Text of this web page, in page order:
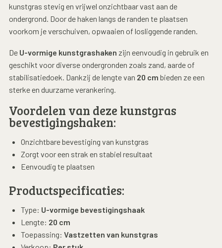
kunstgras stevig en vrijwel onzichtbaar vast aan de
ondergrond. Door de haken langs de randen te plaatsen
voorkom je verschuiven, opwaaien of losliggende randen.
De U-vormige kunstgrashaken zijn eenvoudig in gebruik en
geschikt voor diverse ondergronden zoals zand, aarde of
stabilisatiedoek. Dankzij de lengte van 20 cm bieden ze een
sterke en duurzame verankering.
Voordelen van deze kunstgras
bevestigingshaken:
Onzichtbare bevestiging van kunstgras
Zorgt voor een strak en stabiel resultaat
Eenvoudig te plaatsen
Productspecificaties:
Type: U-vormige bevestigingshaak
Lengte: 20 cm
Toepassing: Vastzetten van kunstgras